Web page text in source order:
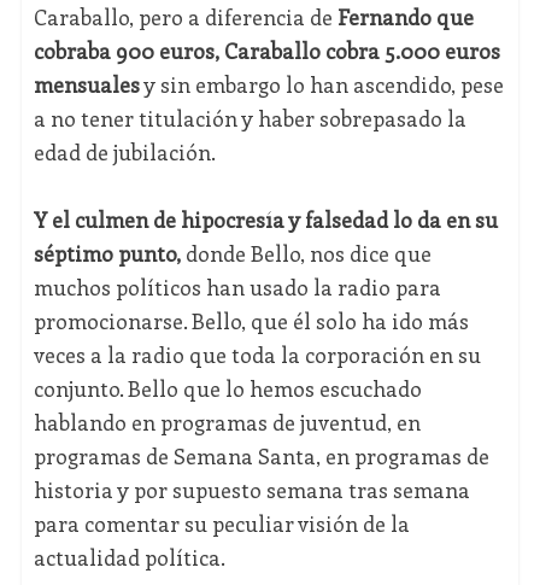
Caraballo, pero a diferencia de Fernando que
cobraba 900 euros, Caraballo cobra 5.000 euros
mensualesy sin embargo lo han ascendido, pese
a no tener titulación y haber sobrepasado la
edad de jubilación.
Y el culmen de hipocresía y falsedad lo da en su
séptimo punto,donde Bello, nos dice que
muchos políticos han usado la radio para
promocionarse. Bello, que él solo ha ido más
veces a la radio que toda la corporación en su
conjunto. Bello que lo hemos escuchado
hablando en programas de juventud, en
programas de Semana Santa, en programas de
historia y por supuesto semana tras semana
para comentar su peculiar visión de la
actualidad política.